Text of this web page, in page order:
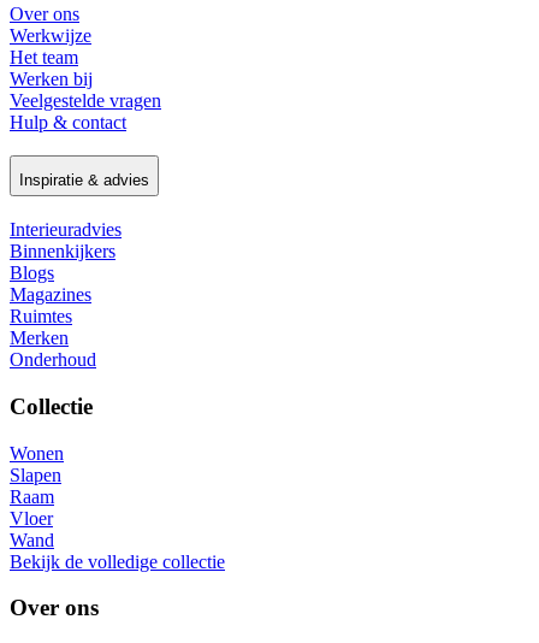
Over ons
Werkwijze
Het team
Werken bij
Veelgestelde vragen
Hulp & contact
Inspiratie & advies
Interieuradvies
Binnenkijkers
Blogs
Magazines
Ruimtes
Merken
Onderhoud
Collectie
Wonen
Slapen
Raam
Vloer
Wand
Bekijk de volledige collectie
Over ons